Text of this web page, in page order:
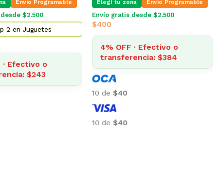
Envio Programable
$2.500
Elegí tu zona Envio Programable
Envío gratis desde $2.500
Top 2 en Juguetes
254
4% OFF · Efectivo o
transferencia: $243
10 de$25